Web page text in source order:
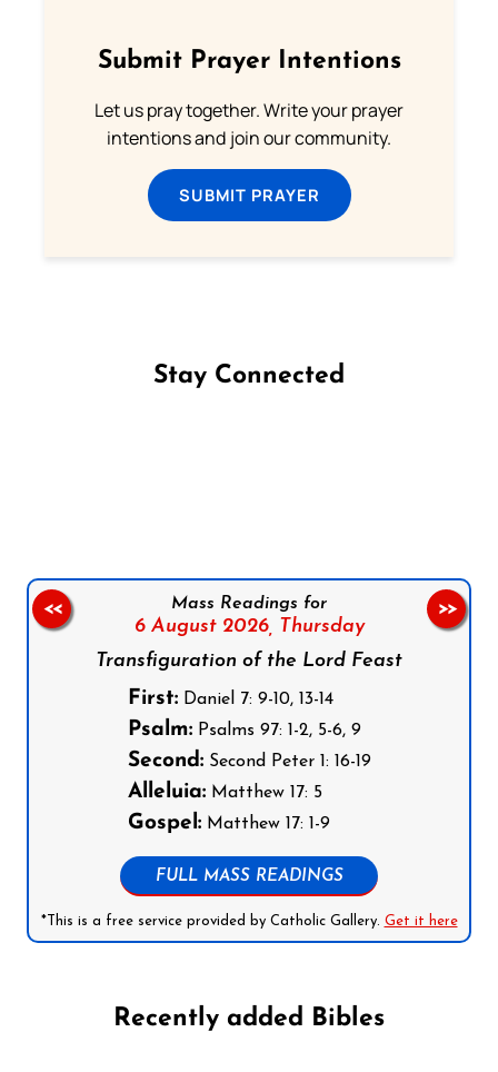
Submit Prayer Intentions
Let us pray together. Write your prayer
intentions and join our community.
SUBMIT PRAYER
Stay Connected
Mass Readings for
6 August 2026,
Thursday
Transfiguration of the Lord Feast
First:Daniel 7: 9-10, 13-14
Psalm:Psalms 97: 1-2, 5-6, 9
Second:Second Peter 1: 16-19
Alleluia:Matthew 17: 5
Gospel:Matthew 17: 1-9
FULL MASS READINGS
*This is a free service provided by Catholic Gallery. Get it here
<< >>
Recently added Bibles